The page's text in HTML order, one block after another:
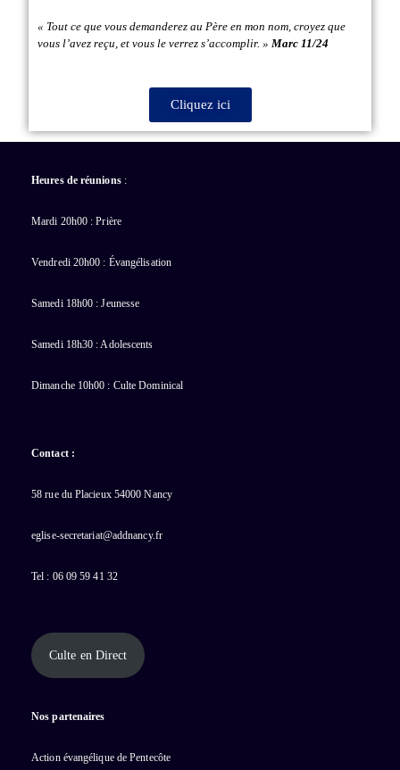
« Tout ce que vous demanderez au Père en mon nom, croyez que
vous l’avez reçu, et vous le verrez s’accomplir. »Marc 11/24
Cliquez ici
Heures de réunions:
Mardi 20h00 : Prière
Vendredi 20h00 : Évangélisation
Samedi 18h00 : Jeunesse
Samedi 18h30 : Adolescents
Dimanche 10h00 : Culte Dominical
Contact :
58 rue du Placieux 54000 Nancy
eglise-secretariat@addnancy.fr
Tel : 06 09 59 41 32
Culte en Direct
Nos partenaires
Action évangélique de Pentecôte